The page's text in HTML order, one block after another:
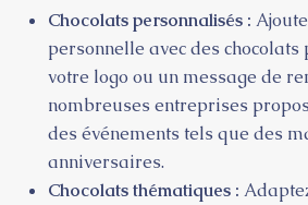
Chocolats personnalisés :
personnelle avec des
votre logo ou un message de
nombreuses entreprises
des événements tels que des
anniversaires.
Chocolats thématiques :